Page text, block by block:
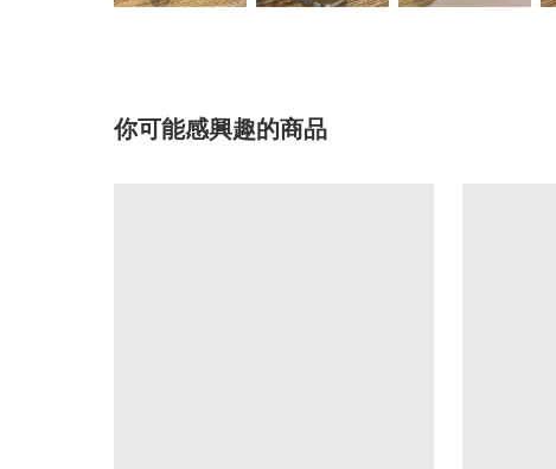
你可能感興趣的商品